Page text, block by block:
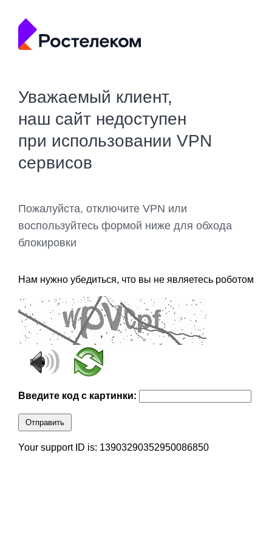
Уважаемый клиент,
наш сайт недоступен
при использовании VPN
сервисов
Пожалуйста, отключите VPN или
воспользуйтесь формой ниже для обхода
блокировки
Нам нужно убедиться, что вы не являетесь роботом
Введите код с картинки:
Отправить
Your support ID is: 13903290352950086850